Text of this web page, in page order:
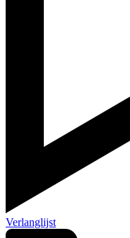
Verlanglijst